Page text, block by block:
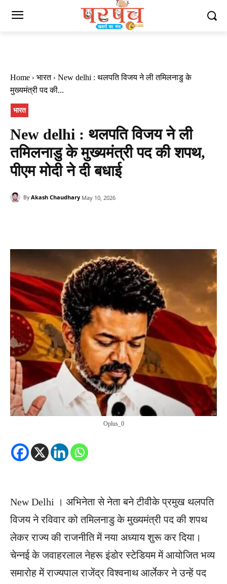
Home भारत
New delhi : थलपति विजय ने ली तमिलनाडु के
मुख्यमंत्री पद की...
भारत
New delhi : थलपति विजय ने ली
तमिलनाडु के मुख्यमंत्री पद की शपथ,
पीएम मोदी ने दी बधाई
By Akash Chaudhary May 10, 2026
Oplus_0
New Delhi । अभिनेता से नेता बने टीवीके प्रमुख थलपति
विजय ने रविवार को तमिलनाडु के मुख्यमंत्री पद की शपथ
लेकर राज्य की राजनीति में नया अध्याय शुरू कर दिया।
चेन्नई के जवाहरलाल नेहरू इंडोर स्टेडियम में आयोजित भव्य
समारोह में राज्यपाल राजेंद्र विश्वनाथ आर्लेकर ने उन्हें पद